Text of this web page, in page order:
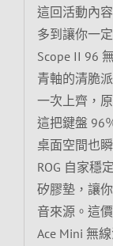
這回活動內
多到讓你一
Scope II 96
青軸的清脆
一次上齊，
這把鍵盤 96
桌面空間也
ROG 自家穩
矽膠墊，讓
音來源。這
Ace Mini 無